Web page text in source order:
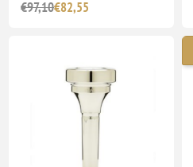
€97,10€82,55